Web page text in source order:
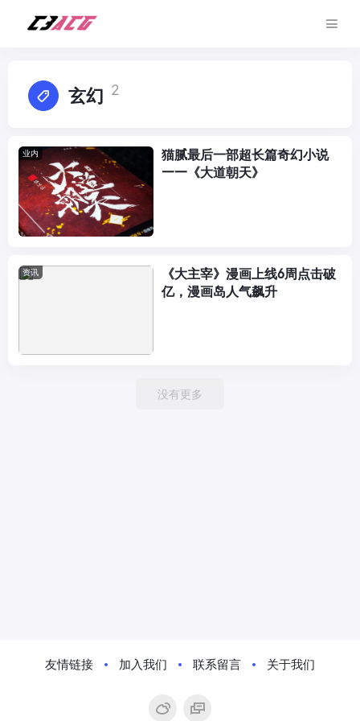
玄幻 2
业内
猫腻最后一部超长篇奇幻小说
——《大道朝天》
资讯
《大主宰》漫画上线6周点击破
亿，漫画岛人气飙升
没有更多
友情链接 加入我们 联系留言 关于我们